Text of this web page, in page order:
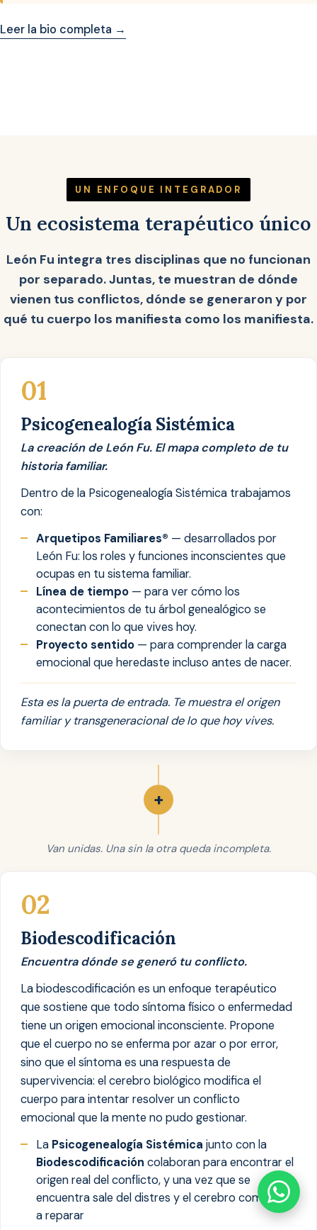
Leer la bio completa →
UN ENFOQUE INTEGRADOR
Un ecosistema terapéutico único
León Fu integra tres disciplinas que no funcionan
por separado. Juntas, te muestran de dónde
vienen tus conflictos, dónde se generaron y por
qué tu cuerpo los manifiesta como los manifiesta.
01
Psicogenealogía Sistémica
La creación de León Fu. El mapa completo de tu
historia familiar.
Dentro de la Psicogenealogía Sistémica trabajamos
con:
Arquetipos Familiares® — desarrollados por
León Fu: los roles y funciones inconscientes que
ocupas en tu sistema familiar.
Línea de tiempo — para ver cómo los
acontecimientos de tu árbol genealógico se
conectan con lo que vives hoy.
Proyecto sentido — para comprender la carga
emocional que heredaste incluso antes de nacer.
Esta es la puerta de entrada. Te muestra el origen
familiar y transgeneracional de lo que hoy vives.
+
Van unidas. Una sin la otra queda incompleta.
02
Biodescodificación
Encuentra dónde se generó tu conflicto.
La biodescodificación es un enfoque terapéutico
que sostiene que todo síntoma físico o enfermedad
tiene un origen emocional inconsciente. Propone
que el cuerpo no se enferma por azar o por error,
sino que el síntoma es una respuesta de
supervivencia: el cerebro biológico modifica el
cuerpo para intentar resolver un conflicto
emocional que la mente no pudo gestionar.
La Psicogenealogía Sistémica junto con la
Biodescodificación colaboran para encontrar el
origen real del conflicto, y una vez que se
encuentra sale del distres y el cerebro comienza
a reparar